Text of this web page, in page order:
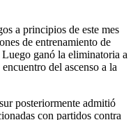
a principios de este mes
de entrenamiento de
ganó la eliminatoria a
del ascenso a la
posteriormente admitió
con partidos contra